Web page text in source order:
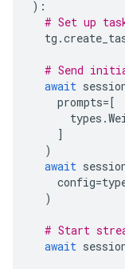
):
# Set up
tg .
# Send
await
prompts=[
types .
]
)
await
config=
)
# Start
await